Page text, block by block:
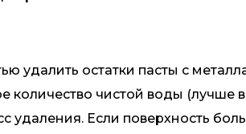
удалить остатки пасты с
количество чистой воды (лучше
удаления. Если поверхность